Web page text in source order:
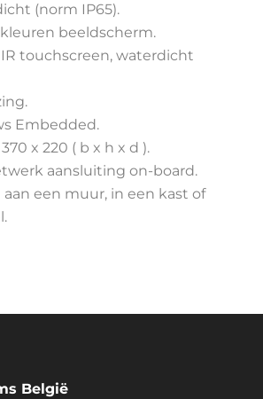
(norm IP65).
kleuren beeldscherm.
touchscreen, waterdicht
Embedded.
x 220 ( b x h x d ).
aansluiting on-board.
aan een muur, in een kast of
België